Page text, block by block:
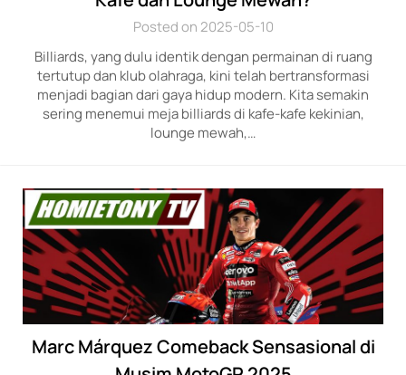
Posted on 2025-05-10
Billiards, yang dulu identik dengan permainan di ruang
tertutup dan klub olahraga, kini telah bertransformasi
menjadi bagian dari gaya hidup modern. Kita semakin
sering menemui meja billiards di kafe-kafe kekinian,
lounge mewah,…
Marc Márquez Comeback Sensasional di